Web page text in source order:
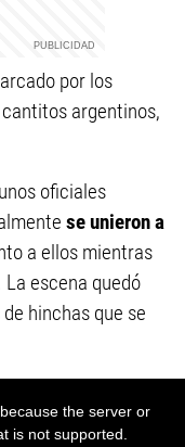
por los
argentinos,
oficiales
se unieron a
a ellos mientras
escena quedó
hinchas que se